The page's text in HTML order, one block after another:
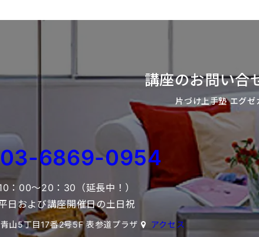
講座のお問い合
片づけ上手塾 エグゼ
03-6869-0954
：00～20：30（延長中！）
日および講座開催日の土日祝
山5丁目17番2号5F 表参道プラザ アクセス